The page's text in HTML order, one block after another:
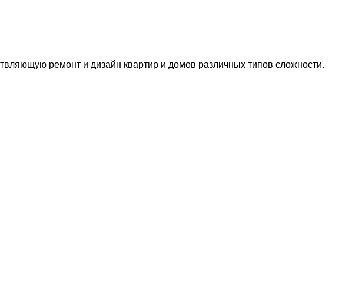
ремонт и дизайн квартир и домов различных типов сложности.